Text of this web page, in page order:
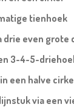
tienhoek
drie even grote
3-4-5-
een halve
via een